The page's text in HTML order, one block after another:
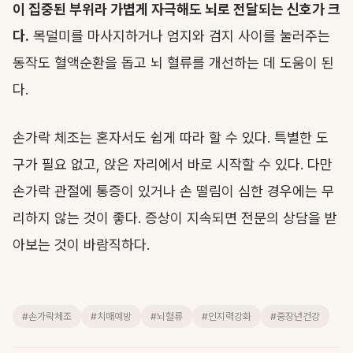
이 집중된 부위라 가볍게 자극해도 뇌로 전달되는 신호가 크
다. 목덜미를 마사지하거나 엄지와 검지 사이를 눌러주는
동작도 혈액순환을 돕고 뇌 혈류를 개선하는 데 도움이 된
다.
손가락 체조는 혼자서도 쉽게 따라 할 수 있다. 특별한 도
구가 필요 없고, 앉은 자리에서 바로 시작할 수 있다. 다만
손가락 관절에 통증이 있거나 손 떨림이 심한 경우에는 무
리하지 않는 것이 좋다. 증상이 지속되면 전문의 상담을 받
아보는 것이 바람직하다.
#손가락체조 #치매예방 #뇌혈류 #인지력강화 #중장년건강